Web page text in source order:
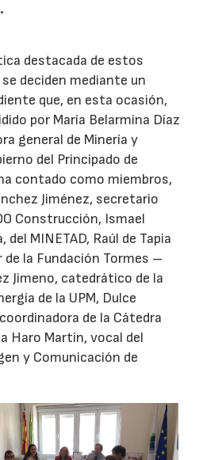
destacada de estos
deciden mediante un
que, en esta ocasión,
por María Belarmina Díaz
general de Minería y
del Principado de
contado como miembros,
Jiménez, secretario
Construcción, Ismael
del MINETAD, Raúl de Tapia
la Fundación Tormes –
Jimeno, catedrático de la
de la UPM, Dulce
de la Cátedra
Haro Martín, vocal del
y Comunicación de